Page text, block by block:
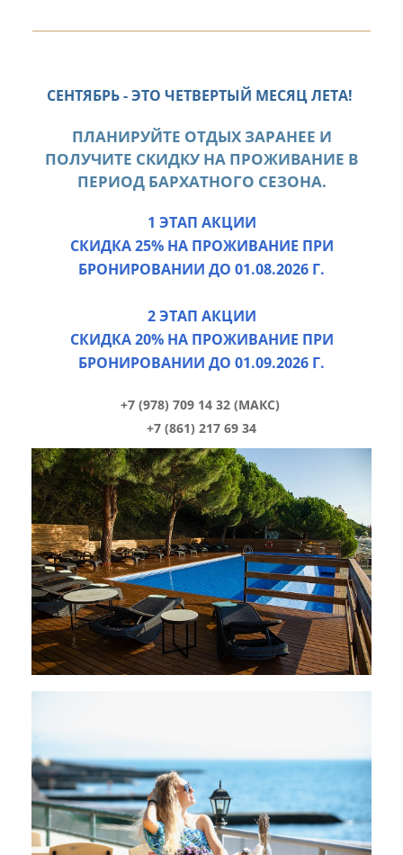
СЕНТЯБРЬ - ЭТО ЧЕТВЕРТЫЙ МЕСЯЦ ЛЕТА!
ПЛАНИРУЙТЕ ОТДЫХ ЗАРАНЕЕ И
ПОЛУЧИТЕ СКИДКУ НА ПРОЖИВАНИЕ В
ПЕРИОД БАРХАТНОГО СЕЗОНА.
1 ЭТАП АКЦИИ
СКИДКА25%НА ПРОЖИВАНИЕ ПРИ
БРОНИРОВАНИИ ДО 01.08.2026 Г.
2 ЭТАП АКЦИИ
СКИДКА20%НА ПРОЖИВАНИЕ ПРИ
БРОНИРОВАНИИ ДО 01.09.2026 Г.
+7 (978) 709 14 32(МАКС)
+7 (861) 217 69 34